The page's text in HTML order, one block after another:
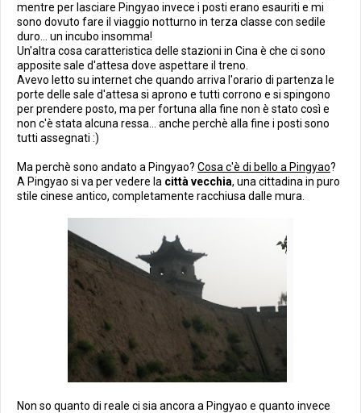
mentre per lasciare Pingyao invece i posti erano esauriti e mi
sono dovuto fare il viaggio notturno in terza classe con sedile
duro... un incubo insomma!
Un'altra cosa caratteristica delle stazioni in Cina è che ci sono
apposite sale d'attesa dove aspettare il treno.
Avevo letto su internet che quando arriva l'orario di partenza le
porte delle sale d'attesa si aprono e tutti corrono e si spingono
per prendere posto, ma per fortuna alla fine non è stato così e
non c'è stata alcuna ressa... anche perchè alla fine i posti sono
tutti assegnati :)
Ma perchè sono andato a Pingyao? Cosa c'è di bello a Pingyao?
A Pingyao si va per vedere la città vecchia, una cittadina in puro
stile cinese antico, completamente racchiusa dalle mura.
Non so quanto di reale ci sia ancora a Pingyao e quanto invece